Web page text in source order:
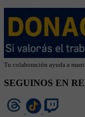
Tu colaboración ayuda a
SEGUINOS EN